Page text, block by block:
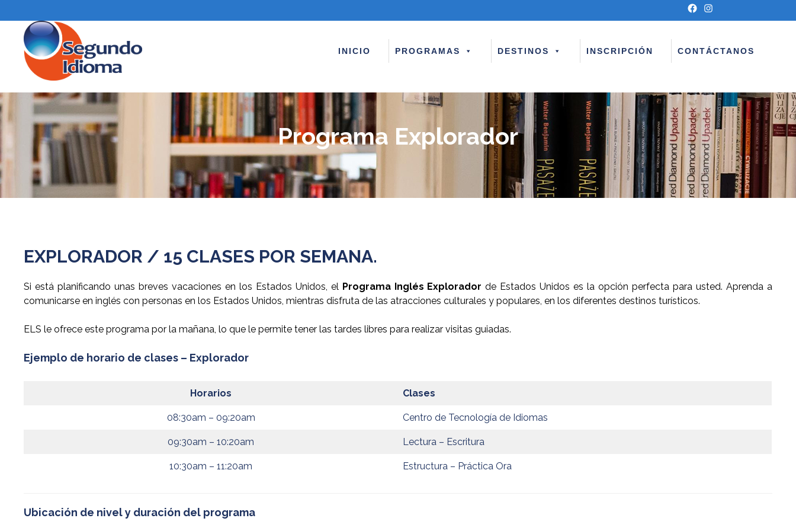
INICIO PROGRAMAS DESTINOS INSCRIPCIÓN CONTÁCTANOS
Programa Explorador
EXPLORADOR / 15 CLASES POR SEMANA.
Si está planificando unas breves vacaciones en los Estados Unidos, elPrograma Inglés Explorador de Estados Unidos es la opción perfecta para usted. Aprenda a
comunicarse en inglés con personas en los Estados Unidos, mientras disfruta de las atracciones culturales y populares, en los diferentes destinos turísticos.
ELS le ofrece este programa por la mañana, lo que le permite tener las tardes libres para realizar visitas guiadas.
Ejemplo de horario de clases – Explorador
Horarios Clases
08:30am – 09:20am Centro de Tecnología de Idiomas
09:30am – 10:20am Lectura – Escritura
10:30am – 11:20am Estructura – Práctica Ora
Ubicación de nivel y duración del programa